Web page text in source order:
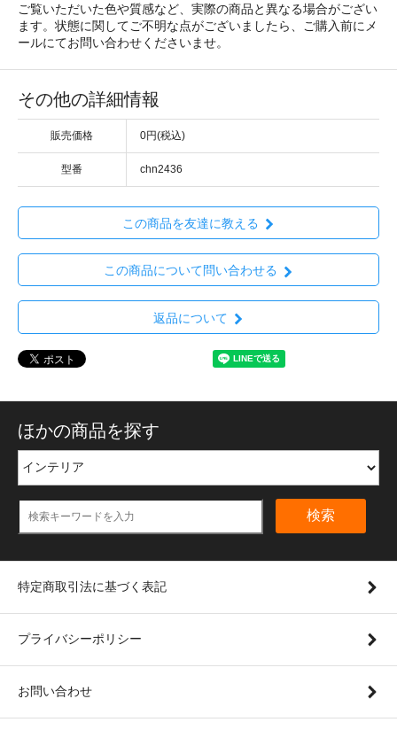
ご覧いただいた色や質感など、実際の商品と異なる場合がござい
ます。状態に関してご不明な点がございましたら、ご購入前にメ
ールにてお問い合わせくださいませ。
その他の詳細情報
販売価格 0円(税込)
型番 chn2436
この商品を友達に教える
この商品について問い合わせる
返品について
ほかの商品を探す
検索
特定商取引法に基づく表記
プライバシーポリシー
お問い合わせ